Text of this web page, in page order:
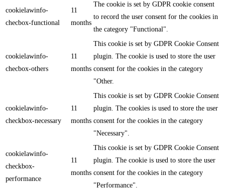
cookielawinfo-
checbox-functional
11
months
The cookie is set by GDPR cookie consent
to record the user consent for the cookies in
the category "Functional".
cookielawinfo-
checbox-others
11
months
This cookie is set by GDPR Cookie Consent
plugin. The cookie is used to store the user
consent for the cookies in the category
"Other.
cookielawinfo-
checkbox-necessary
11
months
This cookie is set by GDPR Cookie Consent
plugin. The cookies is used to store the user
consent for the cookies in the category
"Necessary".
cookielawinfo-
checkbox-
performance
11
months
This cookie is set by GDPR Cookie Consent
plugin. The cookie is used to store the user
consent for the cookies in the category
"Performance".